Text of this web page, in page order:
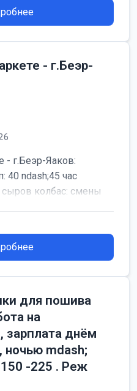
- г.Беэр-
- г.Беэр-Яаков:
40 ndash;45 час
колбас: смены
для пошива
на
зарплата днём
ночью mdash;
-225 . Реж